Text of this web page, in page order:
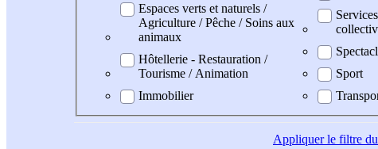
Espaces verts et naturels /
Agriculture / Pêche / Soins aux
animaux
Hôtellerie - Restauration /
Tourisme / Animation
Immobilier
Sport
Appliquerle filtre du